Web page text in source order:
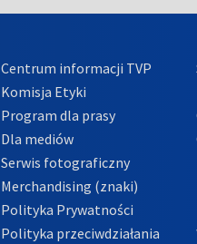
Centrum informacji TVP
Komisja Etyki
Program dla prasy
Dla mediów
Serwis fotograficzny
Merchandising (znaki)
Polityka Prywatności
Polityka przeciwdziałania